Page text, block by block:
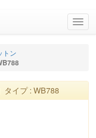
トン
タイプ : WB788